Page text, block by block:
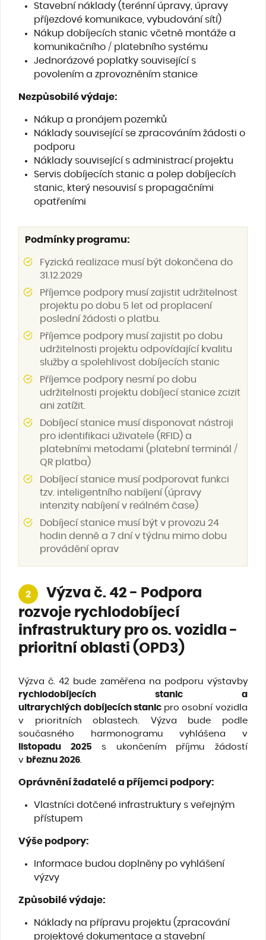
Stavební náklady (terénní úpravy, úpravy
příjezdové komunikace, vybudování sítí)
Nákup dobíjecích stanic včetně montáže a
komunikačního / platebního systému
Jednorázové poplatky související s
povolením a zprovozněním stanice
Nezpůsobilé výdaje:
Nákup a pronájem pozemků
Náklady související se zpracováním žádosti o
podporu
Náklady související s administrací projektu
Servis dobíjecích stanic a polep dobíjecích
stanic, který nesouvisí s propagačními
opatřeními
Podmínky programu:
Fyzická realizace musí být dokončena do
31.12.2029
Příjemce podpory musí zajistit udržitelnost
projektu po dobu 5 let od proplacení
poslední žádosti o platbu.
Příjemce podpory musí zajistit po dobu
udržitelnosti projektu odpovídající kvalitu
služby a spolehlivost dobíjecích stanic
Příjemce podpory nesmí po dobu
udržitelnosti projektu dobíjecí stanice zcizit
ani zatížit.
Dobíjecí stanice musí disponovat nástroji
pro identifikaci uživatele (RFID) a
platebními metodami (platební terminál /
QR platba)
Dobíjecí stanice musí podporovat funkci
tzv. inteligentního nabíjení (úpravy
intenzity nabíjení v reálném čase)
Dobíjecí stanice musí být v provozu 24
hodin denně a 7 dní v týdnu mimo dobu
provádění oprav
2
Výzva č. 42 - Podpora
rozvoje rychlodobíjecí
infrastruktury pro os. vozidla -
prioritní oblasti (OPD3)
Výzva č. 42 bude zaměřena na podporu výstavby
rychlodobíjecích stanic a
ultrarychlých dobíjecích stanic pro osobní vozidla
v prioritních oblastech. Výzva bude podle
současného harmonogramu vyhlášena v
listopadu 2025 s ukončením příjmu žádostí
v březnu 2026
Oprávnění žadatelé a příjemci podpory:
Vlastníci dotčené infrastruktury s veřejným
přístupem
Výše podpory:
Informace budou doplněny po vyhlášení
výzvy
Způsobilé výdaje:
Náklady na přípravu projektu (zpracování
projektové dokumentace a stavební